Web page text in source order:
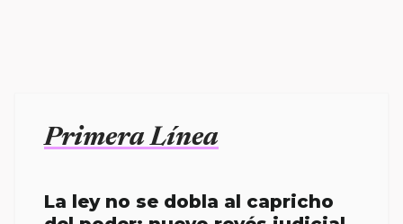
Primera Línea
La ley no se dobla al capricho